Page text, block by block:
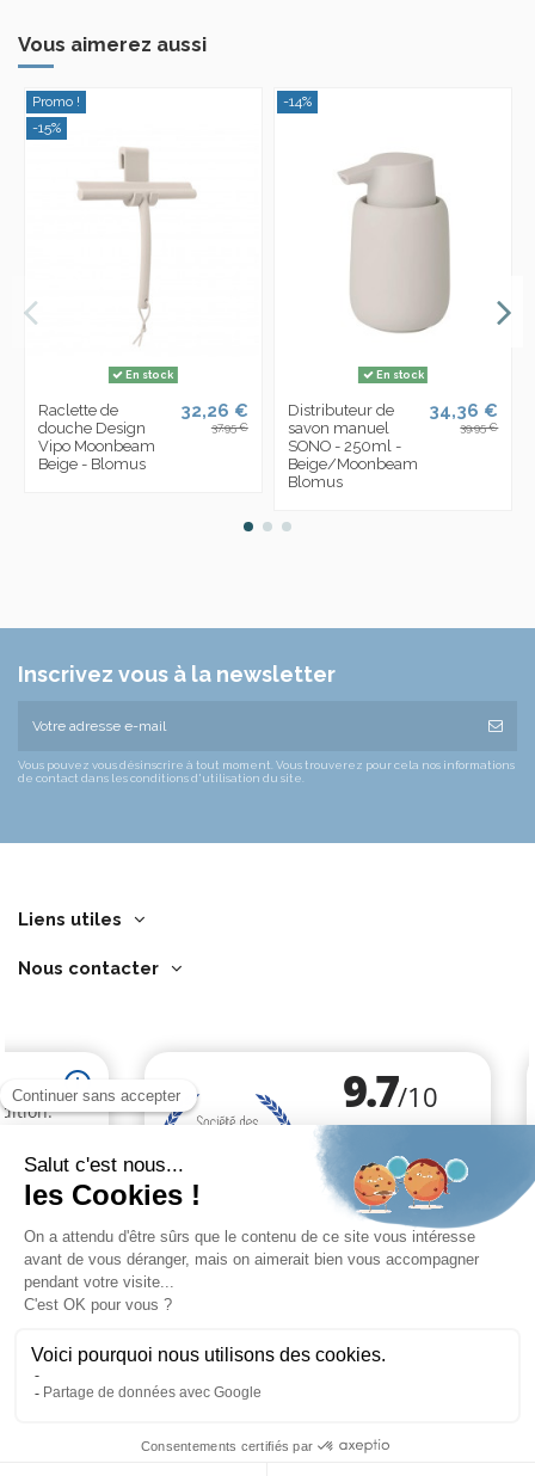
Vous aimerez aussi
Promo !
-15%
En stock
Raclette de
douche Design
Vipo Moonbeam
Beige - Blomus
32,26 €
37,95 €
-14%
En stock
Distributeur de
savon manuel
SONO - 250ml -
Beige/Moonbeam
Blomus
34,36 €
39,95 €
Inscrivez vous à la newsletter
Vous pouvez vous désinscrire à tout moment. Vous trouverez pour cela nos informations
de contact dans les conditions d'utilisation du site.
Liens utiles
Nous contacter
Marchand approuvé par la Société des Avis Garantis,